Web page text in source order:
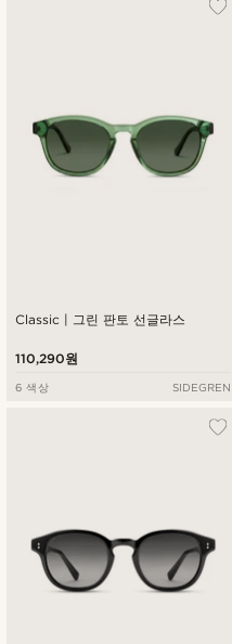
Classic | 그린 판토 선글라스
110,290원
6 색상 SIDEGREN